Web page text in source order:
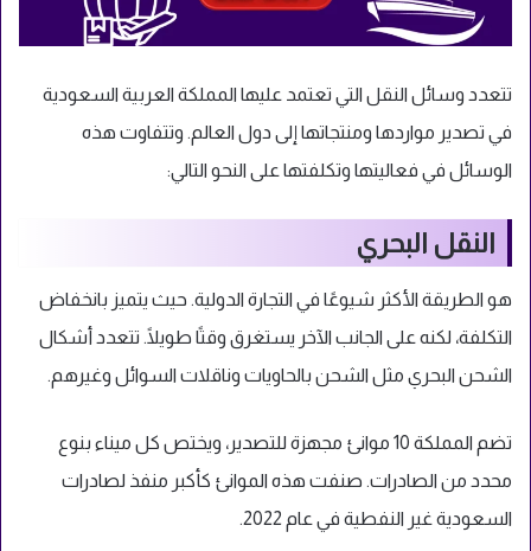
تتعدد وسائل النقل التي تعتمد عليها المملكة العربية السعودية
في تصدير مواردها ومنتجاتها إلى دول العالم. وتتفاوت هذه
الوسائل في فعاليتها وتكلفتها على النحو التالي:
النقل البحري
هو الطريقة الأكثر شيوعًا في التجارة الدولية. حيث يتميز بانخفاض
التكلفة، لكنه على الجانب الآخر يستغرق وقتًا طويلًا. تتعدد أشكال
الشحن البحري مثل الشحن بالحاويات وناقلات السوائل وغيرهم.
تضم المملكة 10 موانئ مجهزة للتصدير، ويختص كل ميناء بنوع
محدد من الصادرات. صنفت هذه الموانئ كأكبر منفذ لصادرات
السعودية غير النفطية في عام 2022.